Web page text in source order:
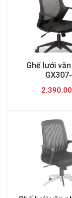
Ghế lưới